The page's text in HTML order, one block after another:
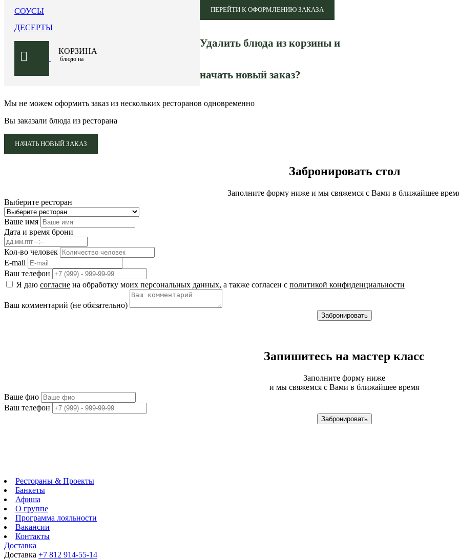
СОУСЫ
ДЕСЕРТЫ
КОРЗИНА
блюдо на
ПЕРЕЙТИ К ОФОРМЛЕНИЮ ЗАКАЗА
Удалить блюда из корзины и
начать новый заказ?
Мы не можем оформить заказ из нескольких ресторанов одновременно
Вы заказали блюда из ресторана
НАЧАТЬ НОВЫЙ ЗАКАЗ
Забронировать стол
Заполните форму ниже и мы свяжемся с Вами в ближайшее
Выберите ресторан
Ваше имя
Дата и время брони
Кол-во человек
E-mail
Ваш телефон
Я даю согласие на обработку моих персональных данных, а также согласен с политикой конфиденциальности
Ваш комментарий (не обязательно)
Забронировать
Запишитесь на мастер класс
Заполните форму ниже
и мы свяжемся с Вами в ближайшее время
Ваше фио
Ваш телефон
Забронировать
Рестораны & Проекты
Банкеты
Афиша
О группе
Программа лояльности
Вакансии
Контакты
Доставка
Доставка +7 812 914-55-14